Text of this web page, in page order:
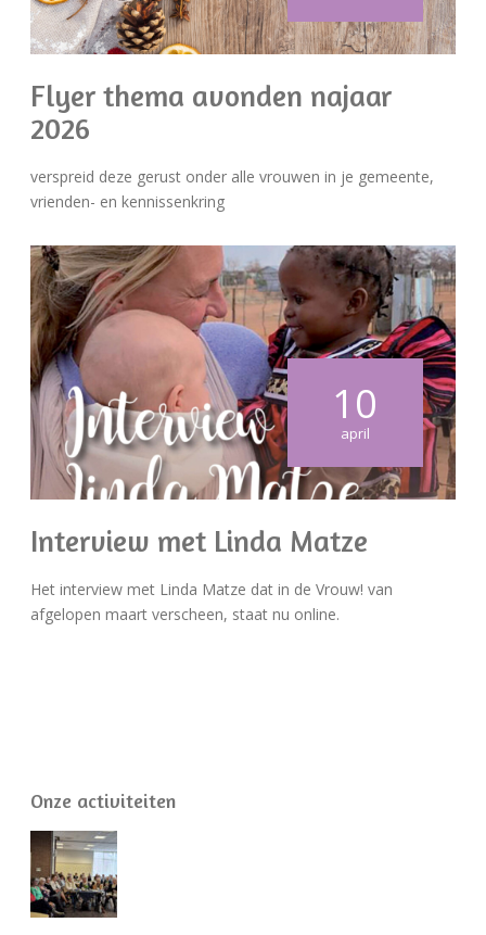
Flyer thema avonden najaar
2026
verspreid deze gerust onder alle vrouwen in je gemeente,
vrienden- en kennissenkring
10
april
Interview met Linda Matze
Het interview met Linda Matze dat in de Vrouw! van
afgelopen maart verscheen, staat nu online.
Onze activiteiten